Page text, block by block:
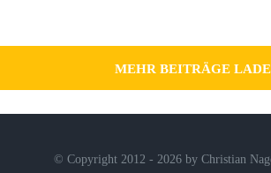
MEHR BEITRÄGE
© Copyright 2012 - 2026 by Christian